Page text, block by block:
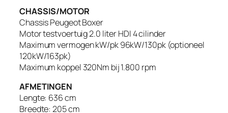
CHASSIS/MOTOR
Chassis Peugeot Boxer
Motor testvoertuig 2.0 liter HDI 4 cilinder
Maximum vermogen kW/pk 96kW/130pk (optioneel
120kW/163pk)
Maximum koppel 320Nm bij 1.800 rpm
AFMETINGEN
Lengte: 636 cm
Breedte: 205 cm